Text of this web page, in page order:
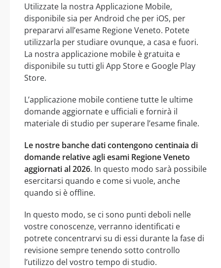
Utilizzate la nostra Applicazione Mobile,
disponibile sia per Android che per iOS, per
prepararvi all’esame Regione Veneto. Potete
utilizzarla per studiare ovunque, a casa e fuori.
La nostra applicazione mobile è gratuita e
disponibile su tutti gli App Store e Google Play
Store.
L’applicazione mobile contiene tutte le ultime
domande aggiornate e ufficiali e fornirà il
materiale di studio per superare l’esame finale.
Le nostre banche dati contengono centinaia di
domande relative agli esami Regione Veneto
aggiornati al 2026. In questo modo sarà possibile
esercitarsi quando e come si vuole, anche
quando si è offline.
In questo modo, se ci sono punti deboli nelle
vostre conoscenze, verranno identificati e
potrete concentrarvi su di essi durante la fase di
revisione sempre tenendo sotto controllo
l’utilizzo del vostro tempo di studio.